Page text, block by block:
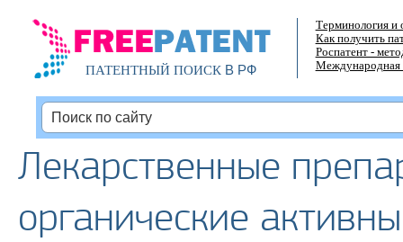
ПАТЕНТНЫЙ ПОИСКВ РФ
Терминология и
Как получить
Роспатент -
Международная
Лекарственные
органические